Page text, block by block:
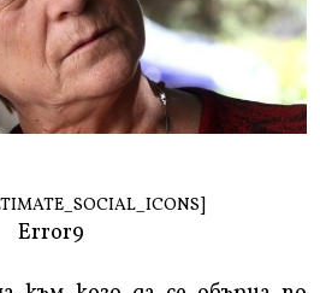
Error9